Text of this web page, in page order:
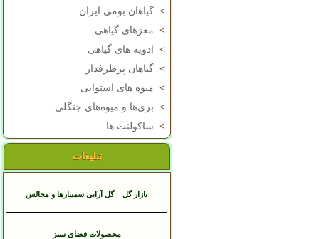
> گیاهان بومی ایران
> مغزهای گیاهی
>
ادویه های گیاهی
> گیاهان پرطرفدار
> میوه های استوایی
> بری‌ها و میوه‌های جنگلی
> ساکولنت ها
تبلیغات
بازار گل _ گل آرایی سمینارها و مجالس
محصولات فضای سبز